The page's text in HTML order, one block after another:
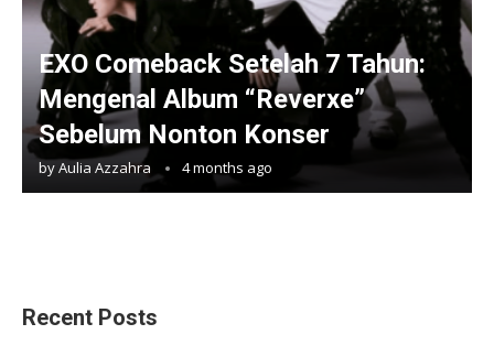
EXO Comeback Setelah 7 Tahun:
Mengenal Album “Reverxe”
Sebelum Nonton Konser
byAulia Azzahra 4 months ago
Recent Posts